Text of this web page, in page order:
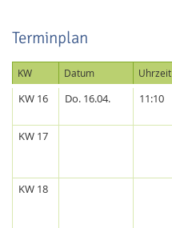
Terminplan
KW Datum Uhrzeit
KW 16 Do. 16.04. 11:10
KW 17
KW 18